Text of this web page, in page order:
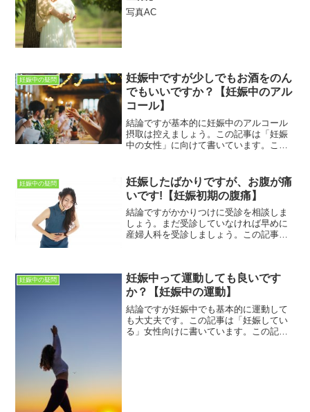
写真AC
妊娠中の疑問
妊娠中ですが少しでもお酒をのん
でもいいですか？【妊娠中のアル
コール】
結論ですが基本的に妊娠中のアルコール
摂取は控えましょう。この記事は「妊娠
中の女性」に向けて書いています。この
しでも赤ちゃんが良い環境で育つため
に、食べものや飲みものなど...
妊娠中の疑問
妊娠したばかりですが、お腹が痛
いです!【妊娠初期の腹痛】
結論ですがかかりつけに受診を相談しま
しょう。まだ受診していなければ早めに
産婦人科を受診しましょう。この記事は
におなかが痛くなった」場...
妊娠中の疑問
妊娠中って運動しても良いです
か？【妊娠中の運動】
結論ですが妊娠中でも基本的に運動して
も大丈夫です。この記事は「妊娠してい
る」女性向けに書いています。この記事